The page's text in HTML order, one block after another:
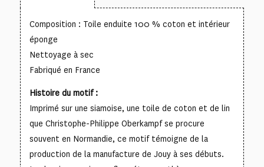
Composition : Toile enduite 100 % coton et intérieur
éponge
Nettoyage à sec
Fabriqué en France
Histoire du motif :
Imprimé sur une siamoise, une toile de coton et de lin
que Christophe-Philippe Oberkampf se procure
souvent en Normandie, ce motif témoigne de la
production de la manufacture de Jouy à ses débuts.